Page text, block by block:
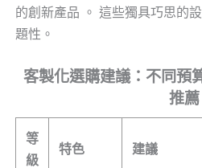
的創新產品 。 這些獨具巧思的
題性。
客製化選購建議：不同預
推薦
等
級
特色 建議